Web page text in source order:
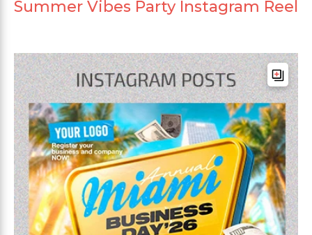
Summer Vibes Party Instagram Reel